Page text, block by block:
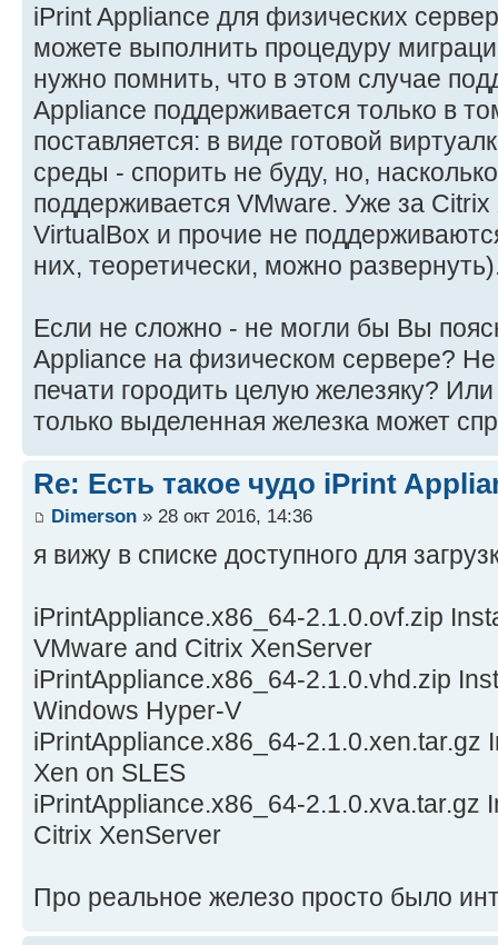
iPrint Appliance для физических
можете выполнить процедуру
нужно помнить, что в этом случае
Appliance поддерживается только в
поставляется: в виде готовой
среды - спорить не буду, но,
поддерживается VMware. Уже за
VirtualBox и прочие не
них, теоретически, можно
Если не сложно - не могли бы Вы
Appliance на физическом сервере?
печати городить целую железяку?
только выделенная железка может
Re: Есть такое чудо iPrint
Dimerson » 28 окт 2016, 14:36
я вижу в списке доступного для
iPrintAppliance.x86_64-2.1.0.ovf.zip
VMware and Citrix XenServer
iPrintAppliance.x86_64-2.1.0.vhd.zip
Windows Hyper-V
iPrintAppliance.x86_64-2.1.0.xen.tar.gz
Xen on SLES
iPrintAppliance.x86_64-2.1.0.xva.tar.gz
Citrix XenServer
Про реальное железо просто было